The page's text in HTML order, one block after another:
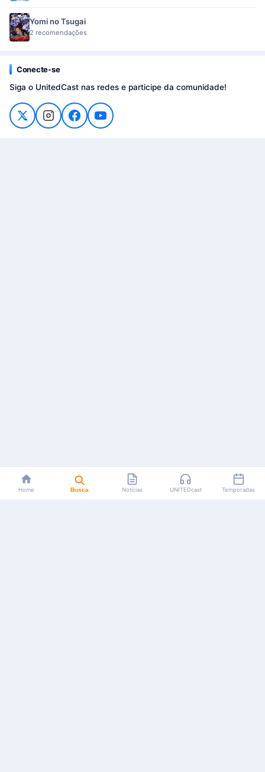
Yomi no Tsugai
2 recomendações
Conecte-se
Siga o UnitedCast nas redes e participe da comunidade!
Home Busca Notícias UNITEDcast Temporadas